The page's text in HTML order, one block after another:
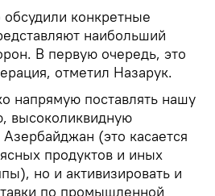
конкретные
наибольший
В первую очередь, это
отметил Назарук.
напрямую поставлять нашу
высоколиквидную
(это касается
продуктов и иных
но и активизировать и
по промышленной